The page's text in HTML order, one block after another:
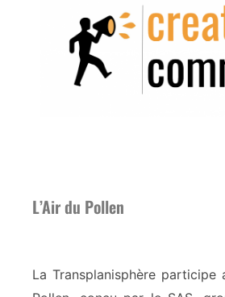
L’Air du Pollen
La Transplanisphère participe